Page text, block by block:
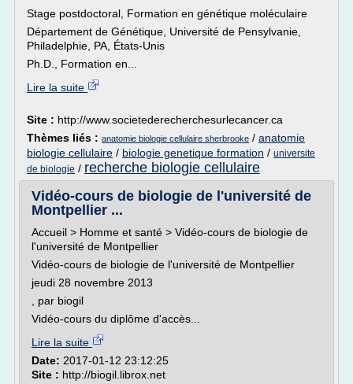
Stage postdoctoral, Formation en génétique moléculaire
Département de Génétique, Université de Pensylvanie,
Philadelphie, PA, États-Unis
Ph.D., Formation en...
Lire la suite
Site : http://www.societederecherchesurlecancer.ca
Thèmes liés : anatomie biologie cellulaire sherbrooke / anatomie
biologie cellulaire / biologie genetique formation / universite
de biologie / recherche biologie cellulaire
Vidéo-cours de biologie de l'université de
Montpellier ...
Accueil > Homme et santé > Vidéo-cours de biologie de
l'université de Montpellier
Vidéo-cours de biologie de l'université de Montpellier
jeudi 28 novembre 2013
, par biogil
Vidéo-cours du diplôme d'accès...
Lire la suite
Date: 2017-01-12 23:12:25
Site : http://biogil.librox.net